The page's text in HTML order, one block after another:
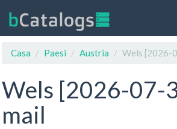
Casa
Paesi Austria Wels [2026-
Wels [2026-07-
mail